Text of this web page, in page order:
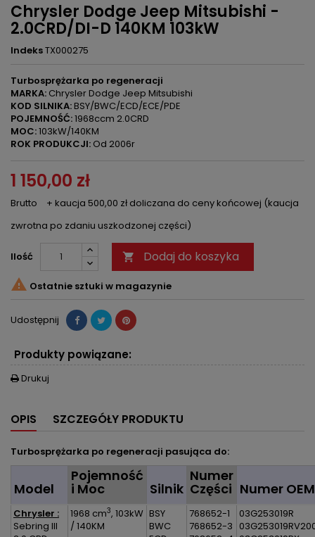
Chrysler Dodge Jeep Mitsubishi -
2.0CRD/DI-D 140KM 103kW
IndeksTX000275
Turbosprężarka po regeneracji
MARKA: Chrysler Dodge Jeep Mitsubishi
KOD SILNIKA:BSY/BWC/ECD/ECE/PDE
POJEMNOŚĆ:1968ccm 2.0CRD
MOC:103kW/140KM
ROK PRODUKCJI: Od 2006r
1 150,00 zł
Brutto
+ kaucja 500,00 zł doliczana do ceny końcowej (kaucja
zwrotna po zdaniu uszkodzonej części)
Ilość  Dodaj do koszyka
 Ostatnie sztuki w magazynie
Udostępnij
Produkty powiązane:
 Drukuj
OPIS SZCZEGÓŁY PRODUKTU
Turbosprężarka po regeneracji pasująca do:
Model
Pojemność
i Moc Silnik
Numer
Części Numer OEM
Chrysler :
Sebring III
1968 cm3, 103kW
/ 140KM
BSY
BWC
768652-1
768652-3
03G253019R